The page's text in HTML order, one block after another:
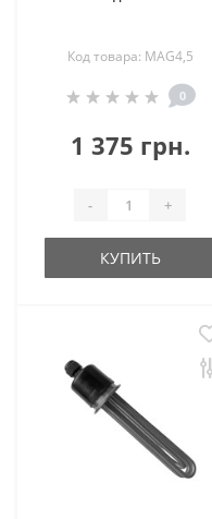
Код товара: MAG4,5
0
1 375 грн.
- +
КУПИТЬ